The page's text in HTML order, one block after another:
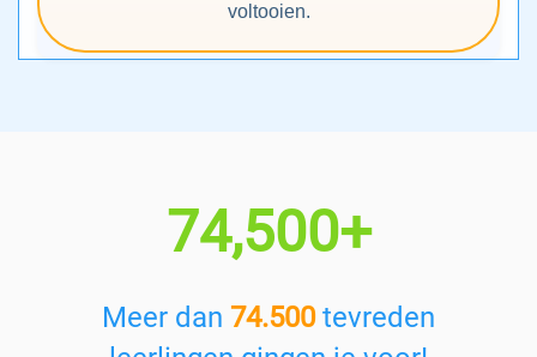
voltooien.
74,500+
Meer dan 74.500tevreden